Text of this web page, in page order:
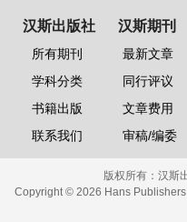
汉斯出版社
所有期刊
学科分类
书籍出版
联系我们
汉斯期刊
最新文章
同行评议
文章费用
审稿/编委
版权所有： 汉斯
Copyright © 2026 Hans